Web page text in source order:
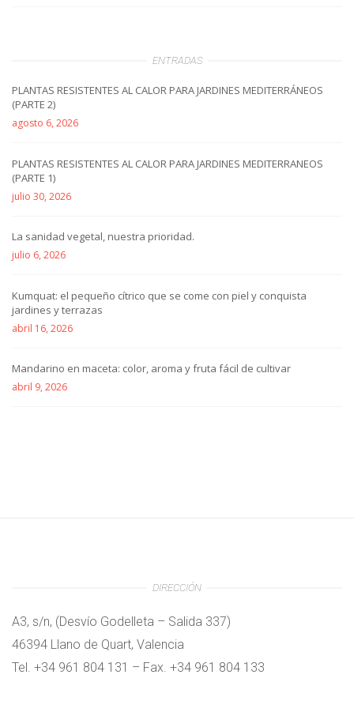
ENTRADAS
PLANTAS RESISTENTES AL CALOR PARA JARDINES MEDITERRÁNEOS
(PARTE 2)
agosto 6, 2026
PLANTAS RESISTENTES AL CALOR PARA JARDINES MEDITERRANEOS
(PARTE 1)
julio 30, 2026
La sanidad vegetal, nuestra prioridad.
julio 6, 2026
Kumquat: el pequeño cítrico que se come con piel y conquista
jardines y terrazas
abril 16, 2026
Mandarino en maceta: color, aroma y fruta fácil de cultivar
abril 9, 2026
DIRECCIÓN
A3, s/n, (Desvío Godelleta – Salida 337)
46394 Llano de Quart, Valencia
Tel. +34 961 804 131 – Fax. +34 961 804 133